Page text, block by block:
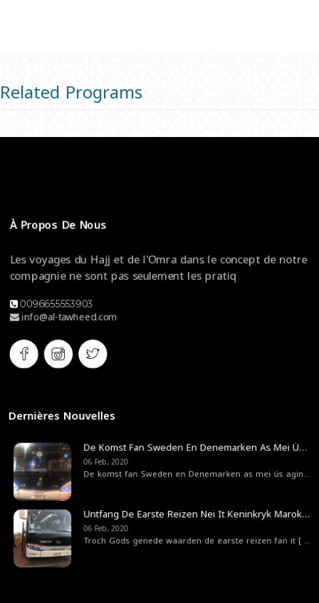
Related Programs
À Propos De Nous
Les voyages du Hajj et de l'Omra dans le concept de notre
compagnie ne sont pas seulement les pratiq
0096655553903
info@al-tawheed.com
Dernières Nouvelles
De Komst Fan Sweden En Denemarken As Mei Ús Agint Fan 'e Steat Bedriuwsreizger Fan Swedenr
06 Feb, 2020
De komst fan Sweden en Denemarken as mei ús agint[
Untfang De Earste Reizen Nei It Keninkryk Marokko
06 Feb, 2020
Troch Gods genede waarden de earste reizen fan it [ ... ]